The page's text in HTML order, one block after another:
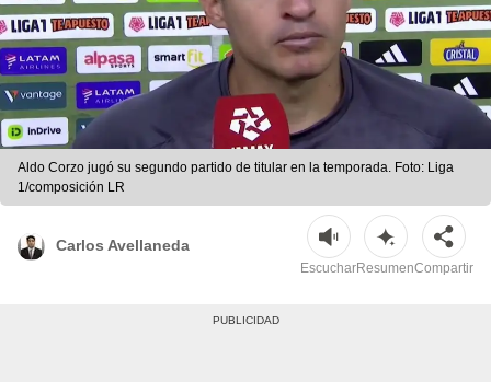
Aldo Corzo jugó su segundo partido de titular en la temporada. Foto: Liga
1/composición LR
Carlos Avellaneda
EscucharResumenCompartir